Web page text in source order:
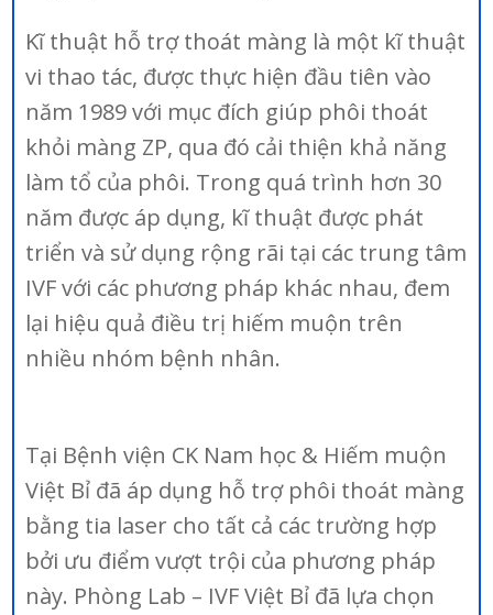
Kĩ thuật hỗ trợ thoát màng là một kĩ thuật
vi thao tác, được thực hiện đầu tiên vào
năm 1989 với mục đích giúp phôi thoát
khỏi màng ZP, qua đó cải thiện khả năng
làm tổ của phôi. Trong quá trình hơn 30
năm được áp dụng, kĩ thuật được phát
triển và sử dụng rộng rãi tại các trung tâm
IVF với các phương pháp khác nhau, đem
lại hiệu quả điều trị hiếm muộn trên
nhiều nhóm bệnh nhân.
Tại Bệnh viện CK Nam học & Hiếm muộn
Việt Bỉ đã áp dụng hỗ trợ phôi thoát màng
bằng tia laser cho tất cả các trường hợp
bởi ưu điểm vượt trội của phương pháp
này. Phòng Lab – IVF Việt Bỉ đã lựa chọn